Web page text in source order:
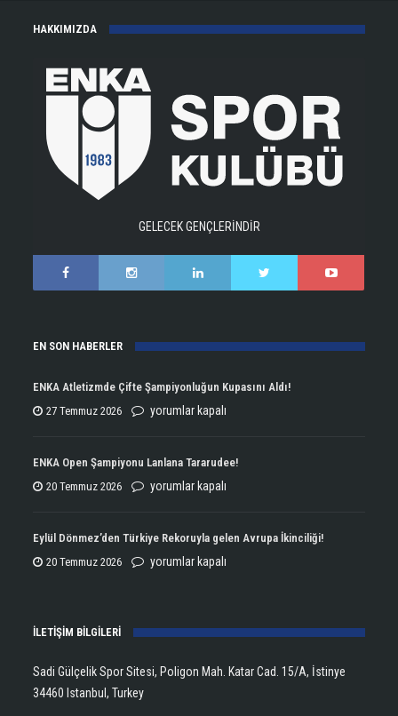
HAKKIMIZDA
GELECEK GENÇLERİNDİR
EN SON HABERLER
ENKA Atletizmde Çifte Şampiyonluğun Kupasını Aldı!
27 Temmuz 2026
ENKA
Çifte
Şampiyonluğun
Aldı!
yorumlar kapalı
ENKA Open Şampiyonu Lanlana Tararudee!
20 Temmuz 2026
ENKA
Şampiyonu
Lanlana
yorumlar kapalı
Eylül Dönmez’den Türkiye Rekoruyla gelen Avrupa İkinciliği!
20 Temmuz 2026
Eylül
Rekoruyla
Avrupa
yorumlar kapalı
İLETİŞİM BİLGİLERİ
Sadi Gülçelik Spor Sitesi, Poligon Mah. Katar Cad. 15/A, İstinye
34460 Istanbul, Turkey